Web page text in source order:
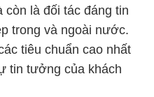
còn là đối tác đáng tin
trong và ngoài nước.
tiêu chuẩn cao nhất
tin tưởng của khách